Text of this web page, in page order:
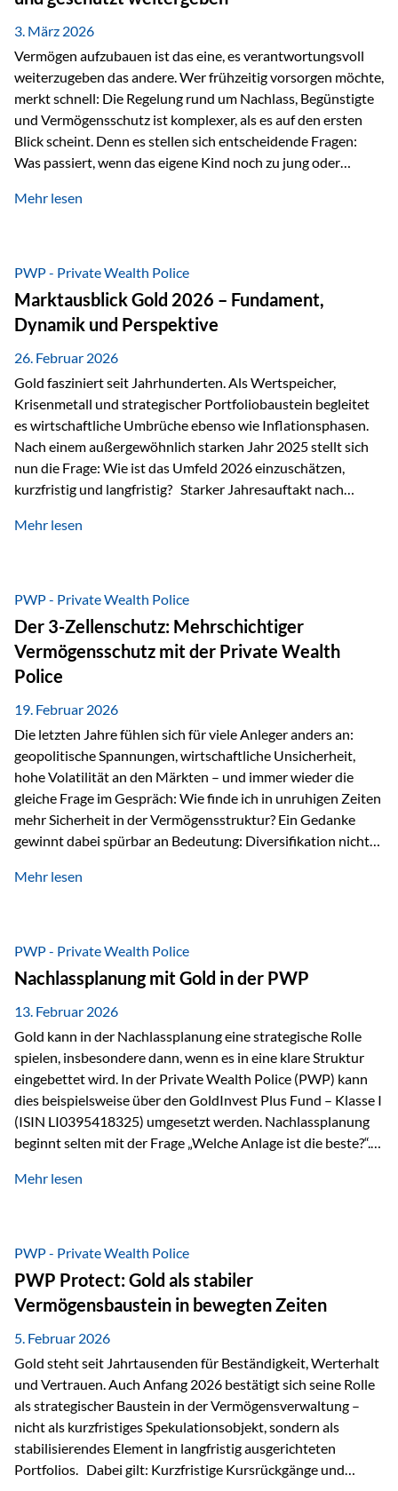
Depotbankgebühren Jährliches Steuerreporting erforderlich
Zinsen, Dividenden und Kursgewinne werden laufend
besteuert.
3. März 2026
Vermögen aufzubauen ist das eine, es verantwortungsvoll
weiterzugeben das andere. Wer frühzeitig vorsorgen möchte,
merkt schnell: Die Regelung rund um Nachlass, Begünstigte
und Vermögensschutz ist komplexer, als es auf den ersten
Blick scheint. Denn es stellen sich entscheidende Fragen:
Was passiert, wenn das eigene Kind noch zu jung oder
verwalten? Wie kann verhindert werden, dass Ex-Partner,
unbürokratisch übertragen, ohne ausschließlich auf ein
Testament angewiesen zu sein? Wenn klassische Lösungen
nicht ausreichen Traditionelle Nachlassregelungen stoßen
oft…
Mehr lesen
PWP - Private Wealth Police
Marktausblick Gold 2026 – Fundament,
Dynamik und Perspektive
26. Februar 2026
Gold fasziniert seit Jahrhunderten. Als Wertspeicher,
Krisenmetall und strategischer Portfoliobaustein begleitet
es wirtschaftliche Umbrüche ebenso wie Inflationsphasen.
Nach einem außergewöhnlich starken Jahr 2025 stellt sich
nun die Frage: Wie ist das Umfeld 2026 einzuschätzen,
kurzfristig und langfristig? Starker Jahresauftakt nach
Dynamik in das Jahr 2026 gestartet. Zwischen dem
Währungen: +11,5 % Bereits 2025 war ein außergewöhnlich
starkes Jahr: +64,4 % in USD Durchschnitt über alle
Währungen: +56,6 % Langfristig zeigt sich ebenfalls ein
solides…
Mehr lesen
PWP - Private Wealth Police
Der 3-Zellenschutz: Mehrschichtiger
Vermögensschutz mit der Private Wealth
Police
19. Februar 2026
Die letzten Jahre fühlen sich für viele Anleger anders an:
geopolitische Spannungen, wirtschaftliche Unsicherheit,
hohe Volatilität an den Märkten – und immer wieder die
gleiche Frage im Gespräch: Wie finde ich in unruhigen Zeiten
mehr Sicherheit in der Vermögensstruktur? Ein Gedanke
gewinnt dabei spürbar an Bedeutung: Diversifikation nicht
Wer Vermögen ausschließlich in einem Rechtsraum
Liechtenstein eine Rolle spielen: außerhalb der EU, ohne
Euro, mit einem eigenständigen Rechts- und Finanzplatz.
Und genau an dieser Stelle setzt der 3-Zellenschutz an –…
Mehr lesen
PWP - Private Wealth Police
Nachlassplanung mit Gold in der PWP
13. Februar 2026
Gold kann in der Nachlassplanung eine strategische Rolle
spielen, insbesondere dann, wenn es in eine klare Struktur
eingebettet wird. In der Private Wealth Police (PWP) kann
dies beispielsweise über den GoldInvest Plus Fund – Klasse I
(ISIN LI0395418325) umgesetzt werden. Nachlassplanung
beginnt selten mit der Frage „Welche Anlage ist die beste?“.
was bekommen – wann – und in welcher Struktur?Und vor
bei größeren Vermögen ist das entscheidend.
Mehr lesen
PWP - Private Wealth Police
PWP Protect: Gold als stabiler
Vermögensbaustein in bewegten Zeiten
5. Februar 2026
Gold steht seit Jahrtausenden für Beständigkeit, Werterhalt
und Vertrauen. Auch Anfang 2026 bestätigt sich seine Rolle
als strategischer Baustein in der Vermögensverwaltung –
nicht als kurzfristiges Spekulationsobjekt, sondern als
stabilisierendes Element in langfristig ausgerichteten
Portfolios. Dabei gilt: Kurzfristige Kursrückgänge und